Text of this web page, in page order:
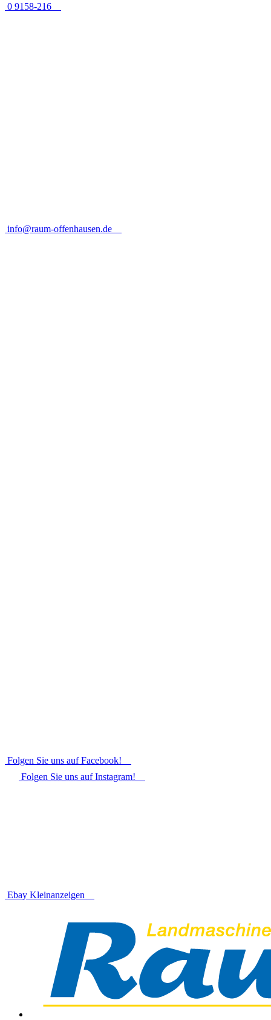
0 9158-216
info@raum-offenhausen.de
Folgen Sie uns auf Facebook!
Folgen Sie uns auf Instagram!
Ebay Kleinanzeigen